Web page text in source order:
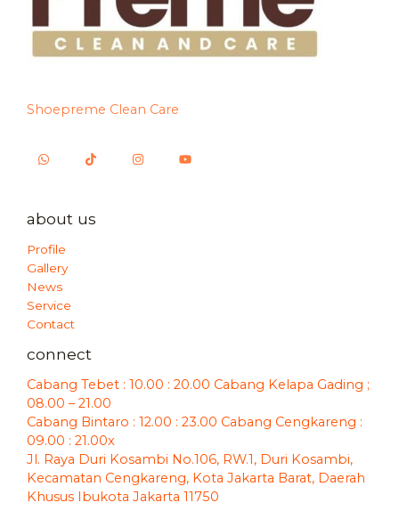
Shoepreme Clean Care
about us
Profile
Gallery
News
Service
Contact
connect
Cabang Tebet : 10.00 : 20.00 Cabang Kelapa Gading ;
08.00 – 21.00
Cabang Bintaro : 12.00 : 23.00 Cabang Cengkareng :
09.00 : 21.00x
Jl. Raya Duri Kosambi No.106, RW.1, Duri Kosambi,
Kecamatan Cengkareng, Kota Jakarta Barat, Daerah
Khusus Ibukota Jakarta 11750